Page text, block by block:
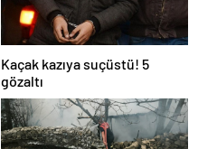
Kaçak kazıya suçüstü! 5
gözaltı